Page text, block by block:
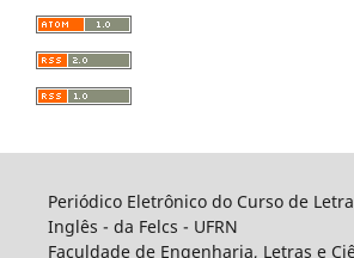
Periódico Eletrônico do Curso de
Inglês - da Felcs - UFRN
Faculdade de Engenharia, Letras e